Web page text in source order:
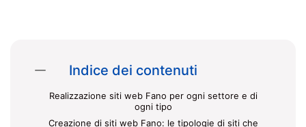
Indice dei contenuti
Realizzazione siti web Fano per ogni settore e di
ogni tipo
Creazione di siti web Fano: le tipologie di siti che